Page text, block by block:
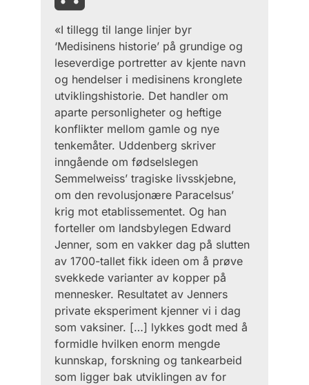
«I tillegg til lange linjer byr
‘Medisinens historie’ på grundige og
leseverdige portretter av kjente navn
og hendelser i medisinens kronglete
utviklingshistorie. Det handler om
aparte personligheter og heftige
konflikter mellom gamle og nye
tenkemåter. Uddenberg skriver
inngående om fødselslegen
Semmelweiss’ tragiske livsskjebne,
om den revolusjonære Paracelsus’
krig mot etablissementet. Og han
forteller om landsbylegen Edward
Jenner, som en vakker dag på slutten
av 1700-tallet fikk ideen om å prøve
svekkede varianter av kopper på
mennesker. Resultatet av Jenners
private eksperiment kjenner vi i dag
som vaksiner. […] lykkes godt med å
formidle hvilken enorm mengde
kunnskap, forskning og tankearbeid
som ligger bak utviklingen av for